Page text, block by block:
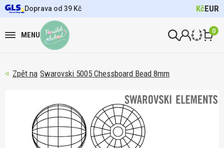
Doprava od 39 Kč KčEUR
MENU 0
Swarovski 5005 Chessboard Bead 8mm